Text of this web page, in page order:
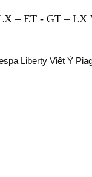
– ET - GT –